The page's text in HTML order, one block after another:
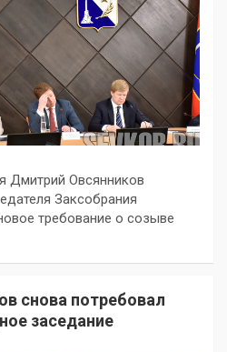
Дмитрий Овсянников
Заксобрания
требование о созыве
снова потребовал
заседание